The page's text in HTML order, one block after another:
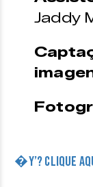
Jaddy
�Y’? CLIQUE